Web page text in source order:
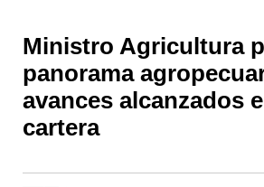
Ministro Agricultura
panorama
avances alcanzados
cartera